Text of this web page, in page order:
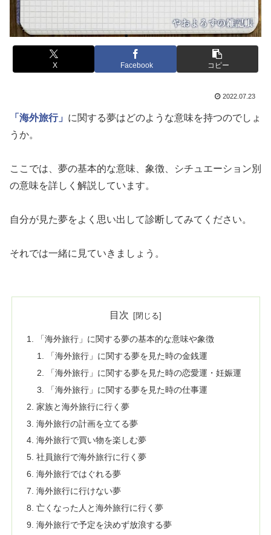
X Facebook コピー
2022.07.23
「海外旅行」 に関する夢はどのような意味を持つのでしょ
うか。
ここでは、夢の基本的な意味、象徴、シチュエーション別
の意味を詳しく解説しています。
自分が見た夢をよく思い出して診断してみてください。
それでは一緒に見ていきましょう。
目次
「海外旅行」に関する夢の基本的な意味や象徴
「海外旅行」に関する夢を見た時の金銭運
「海外旅行」に関する夢を見た時の恋愛運・妊娠運
「海外旅行」に関する夢を見た時の仕事運
家族と海外旅行に行く夢
海外旅行の計画を立てる夢
海外旅行で買い物を楽しむ夢
社員旅行で海外旅行に行く夢
海外旅行ではぐれる夢
海外旅行に行けない夢
亡くなった人と海外旅行に行く夢
海外旅行で予定を決めず放浪する夢